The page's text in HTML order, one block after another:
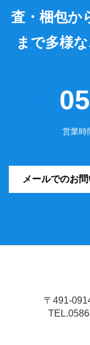
査・梱包か
まで多様
営業時
メールでのお
〒491-